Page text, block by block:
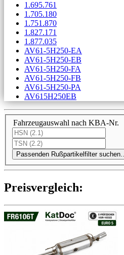
1.695.761
1.705.180
1.751.870
1.827.171
1.877.035
AV61-5H250-EA
AV61-5H250-EB
AV61-5H250-FA
AV61-5H250-FB
AV61-5H250-PA
AV615H250EB
Fahrzeugauswahl nach KBA-Nr.
Passenden Rußpartikelfilter suchen…
Preis­ver­gleich: